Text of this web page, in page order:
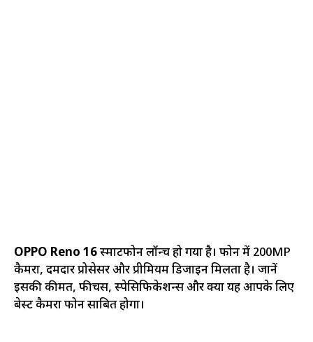
OPPO Reno 16स्मार्टफोन लॉन्च हो गया है। फोन में 200MP
कैमरा, दमदार प्रोसेसर और प्रीमियम डिजाइन मिलता है। जानें
इसकी कीमत, फीचर्स, स्पेसिफिकेशन्स और क्या यह आपके लिए
बेस्ट कैमरा फोन साबित होगा।